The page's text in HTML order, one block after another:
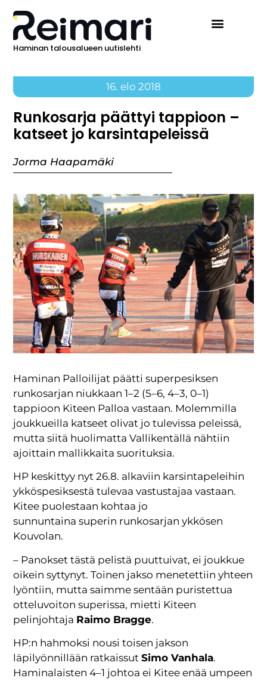
Haminan talousalueen uutislehti
16. elo 2018
Runkosarja päättyi tappioon –
katseet jo karsintapeleissä
Jorma Haapamäki
Haminan Palloilijat päätti superpesiksen
runkosarjan niukkaan 1–2 (5–6, 4–3, 0–1)
tappioon Kiteen Palloa vastaan. Molemmilla
joukkueilla katseet olivat jo tulevissa peleissä,
mutta siitä huolimatta Vallikentällä nähtiin
ajoittain mallikkaita suorituksia.
HP keskittyy nyt 26.8. alkaviin karsintapeleihin
ykköspesiksestä tulevaa vastustajaa vastaan.
Kitee puolestaan kohtaa jo
sunnuntaina superin runkosarjan ykkösen
Kouvolan.
– Panokset tästä pelistä puuttuivat, ei joukkue
oikein syttynyt. Toinen jakso menetettiin yhteen
lyöntiin, mutta saimme sentään puristettua
otteluvoiton superissa, mietti Kiteen
pelinjohtaja Raimo Bragge.
HP:n hahmoksi nousi toisen jakson
läpilyönnillään ratkaissutSimo Vanhala.
Haminalaisten 4–1 johtoa ei Kitee enää umpeen